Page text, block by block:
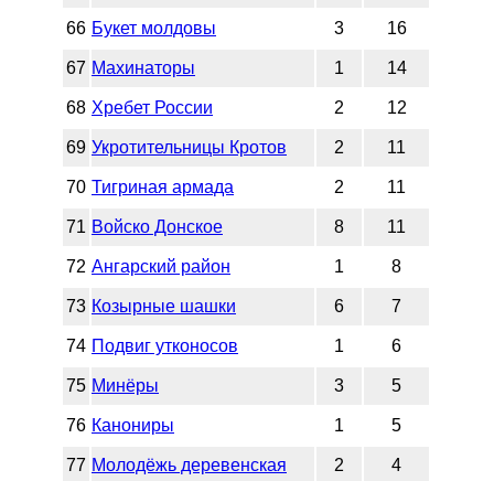
66 Букет молдовы 3 16
67 Махинаторы 1 14
68 Хребет России 2 12
69 Укротительницы Кротов 2 11
70 Тигриная армада 2 11
71 Войско Донское 8 11
72 Ангарский район 1 8
73 Козырные шашки 6 7
74 Подвиг утконосов 1 6
75 Минёры 3 5
76 Канониры 1 5
77 Молодёжь деревенская 2 4